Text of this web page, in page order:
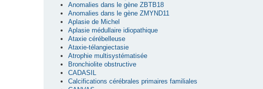
Anomalies dans le gène ZBTB18
Anomalies dans le gène ZMYND11
Aplasie de Michel
Aplasie médullaire idiopathique
Ataxie cérébelleuse
Ataxie-télangiectasie
Atrophie multisystématisée
Bronchiolite obstructive
CADASIL
Calcifications cérébrales primaires familiales